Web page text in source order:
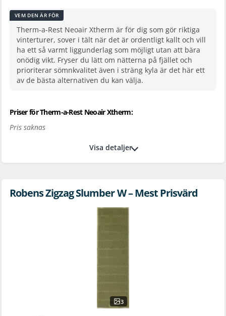
VEM DEN ÄR FÖR
Therm-a-Rest Neoair Xtherm är för dig som gör riktiga
vinterturer, sover i tält när det är ordentligt kallt och vill
ha ett så varmt liggunderlag som möjligt utan att bära
onödig vikt. Fryser du lätt om nätterna på fjället och
prioriterar sömnkvalitet även i sträng kyla är det här ett
av de bästa alternativen du kan välja.
Priser för Therm-a-Rest Neoair Xtherm:
Pris saknas
Visa detaljer
Robens Zigzag Slumber W – Mest Prisvärd
3